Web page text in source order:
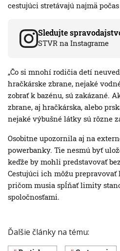
cestujúci stretávajú najmä
Sledujte
STVR na Instagrame
„Čo si mnohí rodičia detí
hračkárske zbrane, nejaké
zobrať k bazénu, sú zakázané.
zbrane, aj hračkárska, alebo
nejaké výbušné látky sú rôzne
Osobitne upozornila aj na
powerbanky. Tie nesmú byť
keďže by mohli predstavovať
Cestujúci ich môžu
pričom musia spĺňať limity
spoločnosťami.
Ďalšie články na tému: